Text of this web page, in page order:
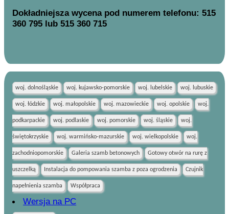
Dokładniejsza wycena pod numerem telefonu: 515
360 795 lub 515 360 715
woj. dolnośląskie woj. kujawsko-pomorskie woj. lubelskie woj. lubuskie
woj. łódzkie woj. małopolskie woj. mazowieckie woj. opolskie woj.
podkarpackie woj. podlaskie woj. pomorskie woj. śląskie woj.
świętokrzyskie woj. warmińsko-mazurskie woj. wielkopolskie woj.
zachodniopomorskie Galeria szamb betonowych Gotowy otwór na rurę z
uszczelką Instalacja do pompowania szamba z poza ogrodzenia Czujnik
napełnienia szamba Współpraca
Wersja na PC